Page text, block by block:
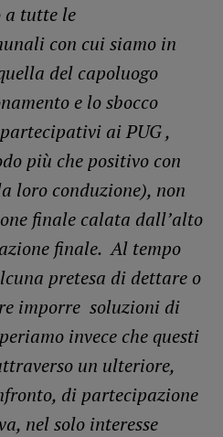
a tutte le
con cui siamo in
del capoluogo
e lo sbocco
ai PUG ,
più che positivo con
loro conduzione), non
finale calata dall’alto
finale. Al tempo
pretesa di dettare o
imporre soluzioni di
invece che questi
un ulteriore,
di partecipazione
nel solo interesse